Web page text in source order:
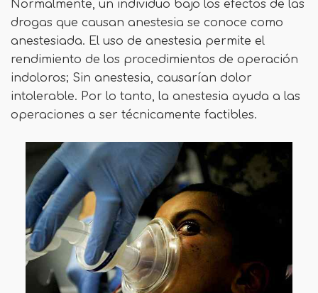
Normalmente, un individuo bajo los efectos de las
drogas que causan anestesia se conoce como
anestesiada. El uso de anestesia permite el
rendimiento de los procedimientos de operación
indoloros; Sin anestesia, causarían dolor
intolerable. Por lo tanto, la anestesia ayuda a las
operaciones a ser técnicamente factibles.